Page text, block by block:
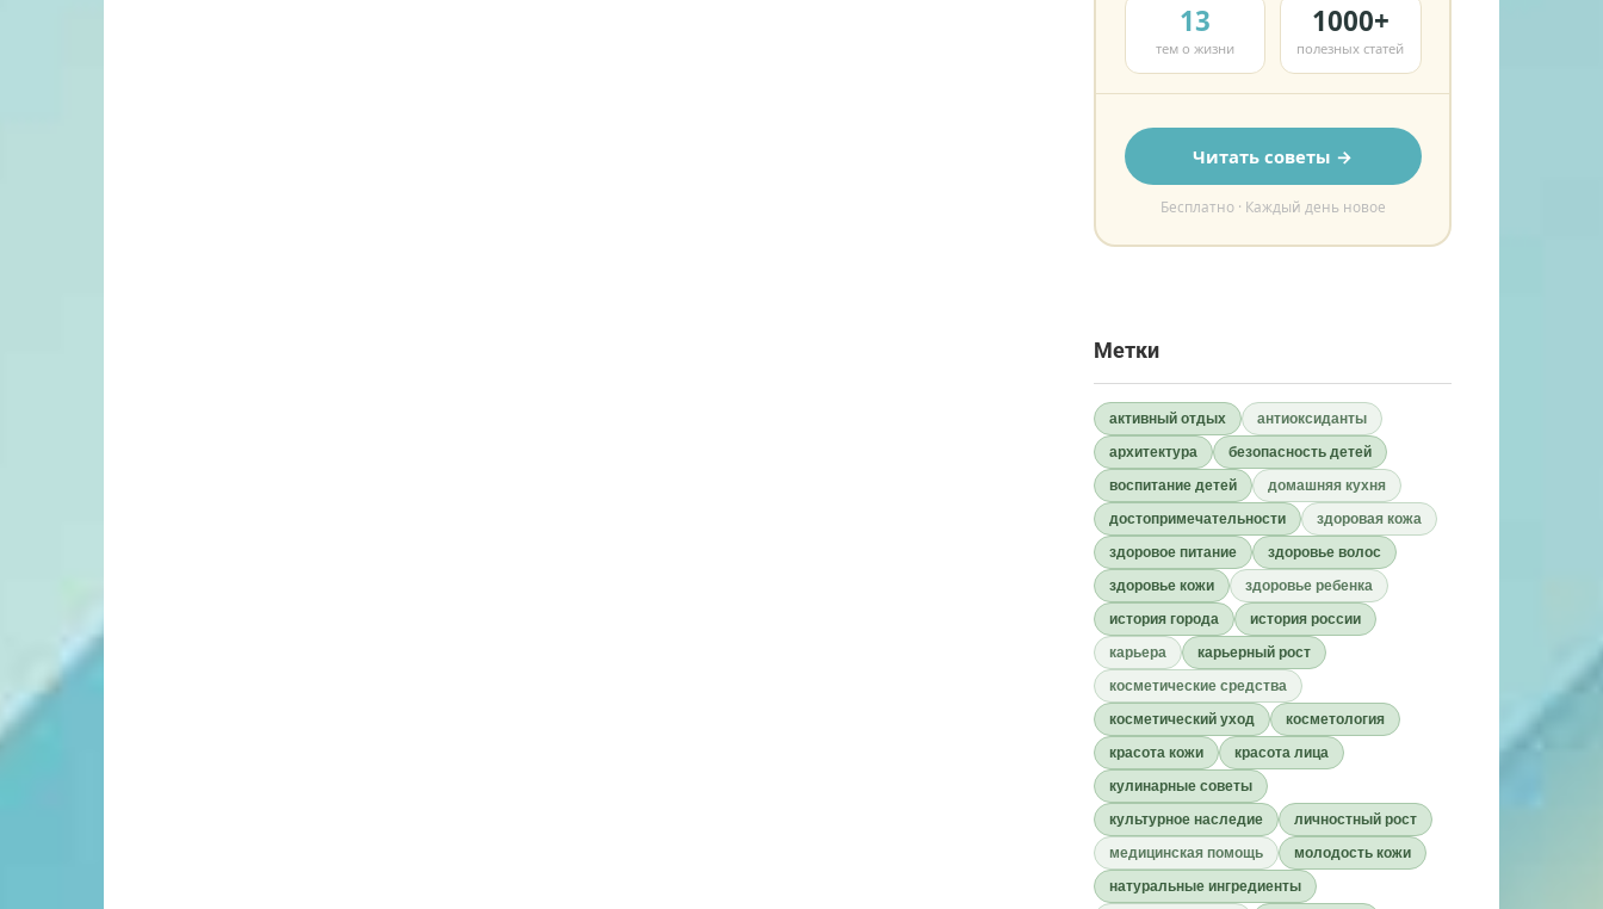
13
тем о жизни
1000+
полезных статей
Читать советы →
Бесплатно · Каждый день новое
Метки
активный отдых
антиоксиданты
архитектура
безопасность детей
воспитание детей
домашняя кухня
достопримечательности
здоровая кожа
здоровое питание
здоровье волос
здоровье кожи
здоровье ребенка
история города
история россии
карьера
карьерный рост
косметические средства
косметический уход
косметология
красота кожи
красота лица
кулинарные советы
культурное наследие
личностный рост
медицинская помощь
молодость кожи
натуральные ингредиенты